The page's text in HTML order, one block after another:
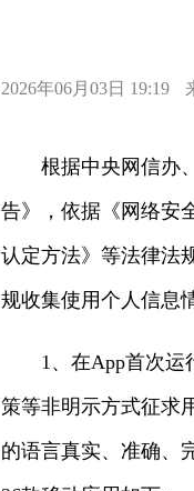
2026年06月03日 19:19
根据中央网信办
告》，依据《网络安
认定方法》等法律法
规收集使用个人信息
1、在App首次
策等非明示方式征求
的语言真实、准确、